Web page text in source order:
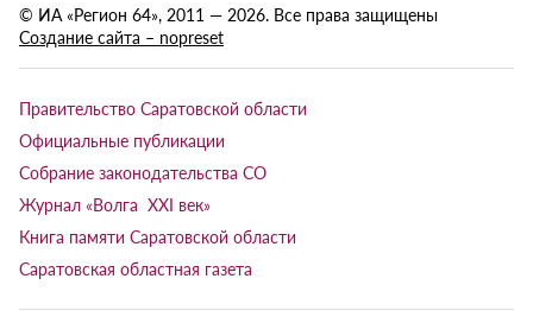
© ИА «Регион 64», 2011 — 2026. Все права защищены
Создание сайта – nopreset
Правительство Саратовской области
Официальные публикации
Собрание законодательства СО
Журнал «Волга XXI век»
Книга памяти Саратовской области
Саратовская областная газета